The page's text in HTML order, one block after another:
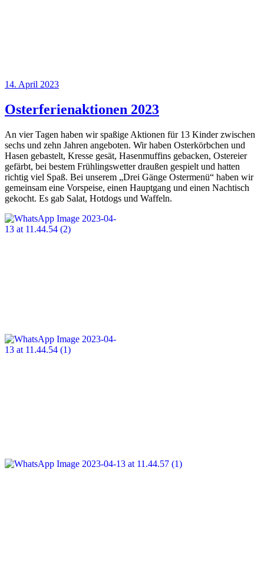
Veröffentlicht
14. April 2023
Osterferienaktionen 2023
An vier Tagen haben wir spaßige Aktionen für 13 Kinder zwischen
sechs und zehn Jahren angeboten. Wir haben Osterkörbchen und
Hasen gebastelt, Kresse gesät, Hasenmuffins gebacken, Ostereier
gefärbt, bei bestem Frühlingswetter draußen gespielt und hatten
richtig viel Spaß. Bei unserem „Drei Gänge Ostermenü“ haben wir
gemeinsam eine Vorspeise, einen Hauptgang und einen Nachtisch
gekocht. Es gab Salat, Hotdogs und Waffeln.